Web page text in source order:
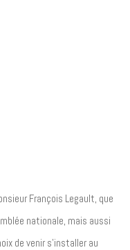
François Legault, que
nationale, mais aussi
de venir s’installer au